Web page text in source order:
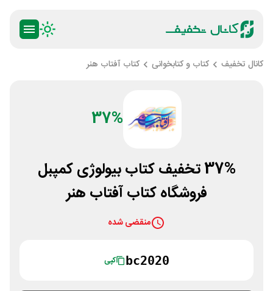
کانال تخفیف کتاب و کتابخوانی کتاب آفتاب هنر
37%
37% تخفیف کتاب بیولوژی کمپبل
فروشگاه کتاب آفتاب هنر
منقضی شده
bc2020 کپی